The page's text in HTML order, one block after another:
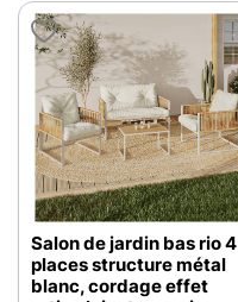
Salon de jardin bas rio 4
places structure métal
blanc, cordage effet